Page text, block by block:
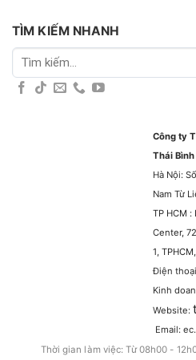
TÌM KIẾM NHANH
Tìm
kiếm:
Công ty
Thái
Hà Nội:
Nam Từ
TP HCM :
Center,
1,
Điện
Kinh
Website:
Email:
Thời gian làm việc: Từ 08h00 -